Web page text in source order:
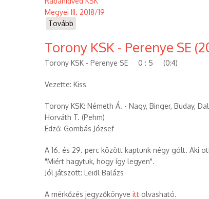
Megyei III. 2018/19
Tovább
-
Torony
KSK
(2018.11.04))
Torony KSK - Perenye SE
Torony KSK - Perenye SE 0 : 5 (0:4)
Vezette: Kiss
Torony KSK: Németh Á. - Nagy, Binger, Buday,
Horváth T. (Pehm)
Edző: Gombás József
A 16. és 29. perc között kaptunk négy gólt. Aki
"Miért hagytuk, hogy így legyen".
Jól játszott: Leidl Balázs
A mérkőzés jegyzőkönyve itt olvasható.